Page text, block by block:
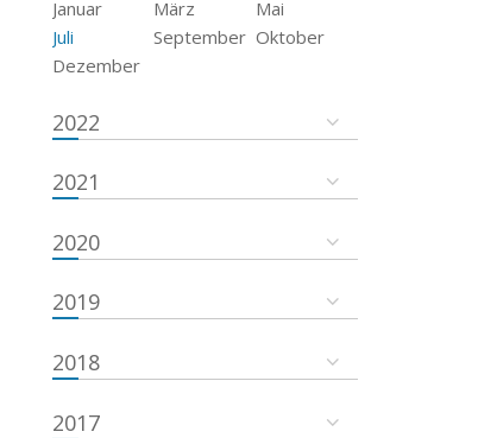
Januar März
Mai
Juli
September Oktober
Dezember
2022
2021
2020
2019
2018
2017